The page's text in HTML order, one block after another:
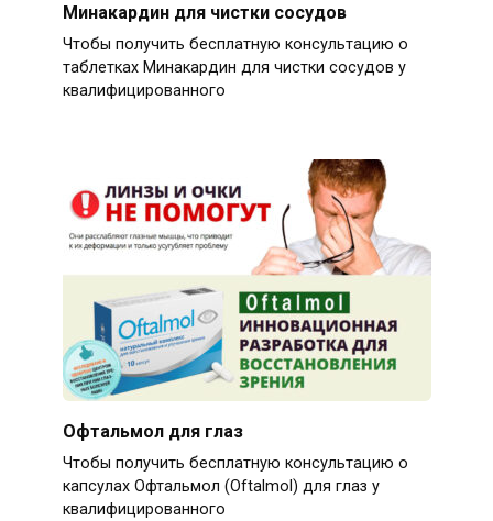
Минакардин для чистки сосудов
Чтобы получить бесплатную консультацию о
таблетках Минакардин для чистки сосудов у
квалифицированного
Офтальмол для глаз
Чтобы получить бесплатную консультацию о
капсулах Офтальмол (Oftalmol) для глаз у
квалифицированного